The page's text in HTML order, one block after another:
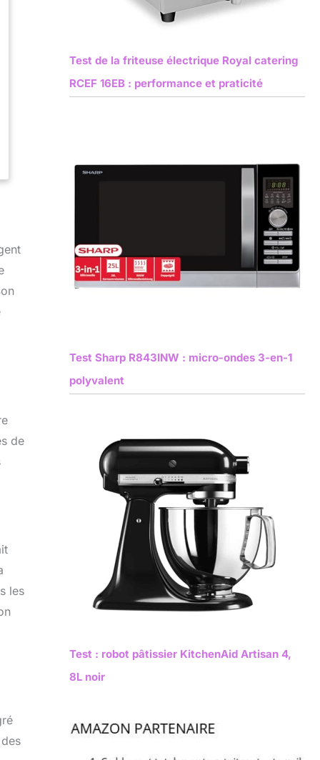
de
les
Test de la friteuse électrique Royal catering
RCEF 16EB : performance et praticité
Test Sharp R843INW : micro-ondes 3-en-1
polyvalent
Test : robot pâtissier KitchenAid Artisan 4,
8L noir